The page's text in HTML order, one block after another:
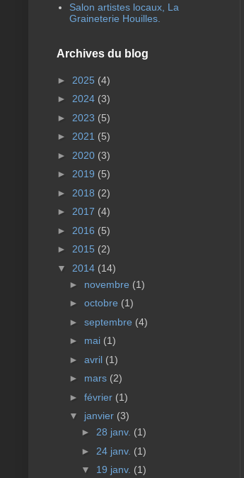
Salon artistes locaux, La
Graineterie Houilles.
Archives du blog
► 2025 (4)
► 2024 (3)
► 2023 (5)
► 2021 (5)
► 2020 (3)
► 2019 (5)
► 2018 (2)
► 2017 (4)
► 2016 (5)
► 2015 (2)
▼ 2014 (14)
► novembre (1)
► octobre (1)
► septembre (4)
► mai (1)
► avril (1)
► mars (2)
► février (1)
▼ janvier (3)
► 28 janv. (1)
► 24 janv. (1)
▼ 19 janv. (1)